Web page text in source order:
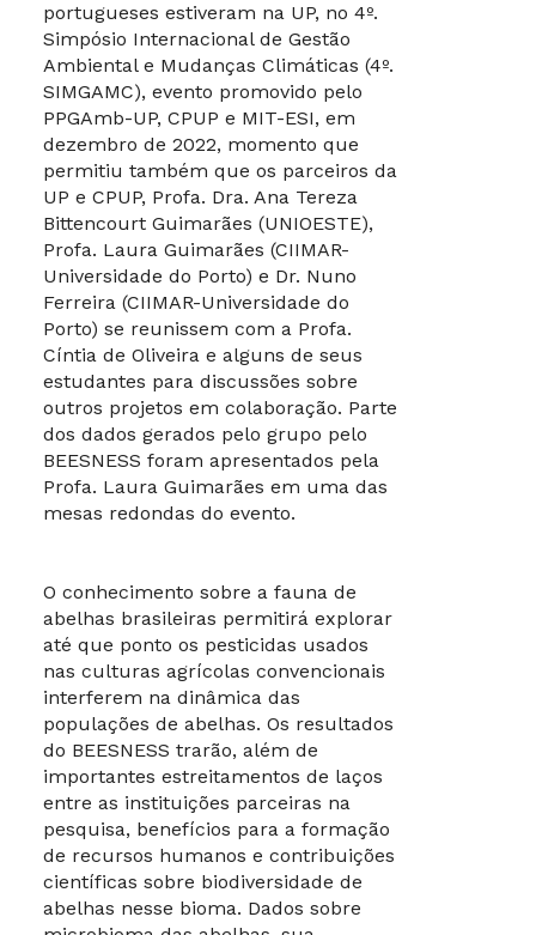
portugueses estiveram na UP, no 4º.
Simpósio Internacional de Gestão
Ambiental e Mudanças Climáticas (4º.
SIMGAMC), evento promovido pelo
PPGAmb-UP, CPUP e MIT-ESI, em
dezembro de 2022, momento que
permitiu também que os parceiros da
UP e CPUP, Profa. Dra. Ana Tereza
Bittencourt Guimarães (UNIOESTE),
Profa. Laura Guimarães (CIIMAR-
Universidade do Porto) e Dr. Nuno
Ferreira (CIIMAR-Universidade do
Porto) se reunissem com a Profa.
Cíntia de Oliveira e alguns de seus
estudantes para discussões sobre
outros projetos em colaboração. Parte
dos dados gerados pelo grupo pelo
BEESNESS foram apresentados pela
Profa. Laura Guimarães em uma das
mesas redondas do evento.
O conhecimento sobre a fauna de
abelhas brasileiras permitirá explorar
até que ponto os pesticidas usados
nas culturas agrícolas convencionais
interferem na dinâmica das
populações de abelhas. Os resultados
do BEESNESS trarão, além de
importantes estreitamentos de laços
entre as instituições parceiras na
pesquisa, benefícios para a formação
de recursos humanos e contribuições
científicas sobre biodiversidade de
abelhas nesse bioma. Dados sobre